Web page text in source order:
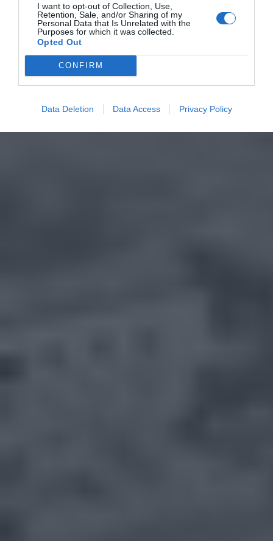
I want to opt-out of Collection, Use,
Retention, Sale, and/or Sharing of my
Personal Data that Is Unrelated with the
Purposes for which it was collected.
Opted Out
CONFIRM
Data Deletion Data Access Privacy Policy